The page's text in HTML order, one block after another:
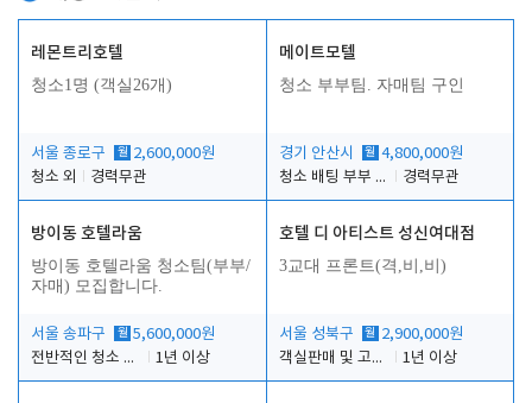
레몬트리호텔
청소1명 (객실26개)
서울 종로구 월 2,600,000원
청소 외
경력무관
메이트모텔
청소 부부팀. 자매팀 구인
경기 안산시 월 4,800,000원
청소 배팅 부부 구합니다
경력무관
방이동 호텔라움
방이동 호텔라움 청소팀(부부/
자매) 모집합니다.
서울 송파구 월 5,600,000원
전반적인 청소 업무(객실청소.객실정리)
1년 이상
호텔 디 아티스트 성신여대점
3교대 프론트(격,비,비)
서울 성북구 월 2,900,000원
객실판매 및 고객응대
1년 이상